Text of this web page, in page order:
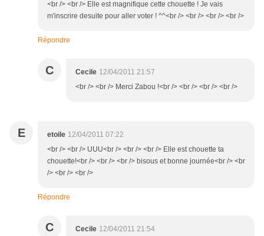
<br /> <br /> Elle est magnifique cette chouette ! Je vais
m'inscrire desuite pour aller voter ! ^^<br /> <br /> <br /> <br />
Répondre
C Cecile 12/04/2011 21:57
<br /> <br /> Merci Zabou !<br /> <br /> <br /> <br />
E etoile 12/04/2011 07:22
<br /> <br /> UUU<br /> <br /> <br /> Elle est chouette ta
chouette!<br /> <br /> <br /> bisous et bonne journée<br /> <br
/> <br /> <br />
Répondre
C Cecile 12/04/2011 21:54